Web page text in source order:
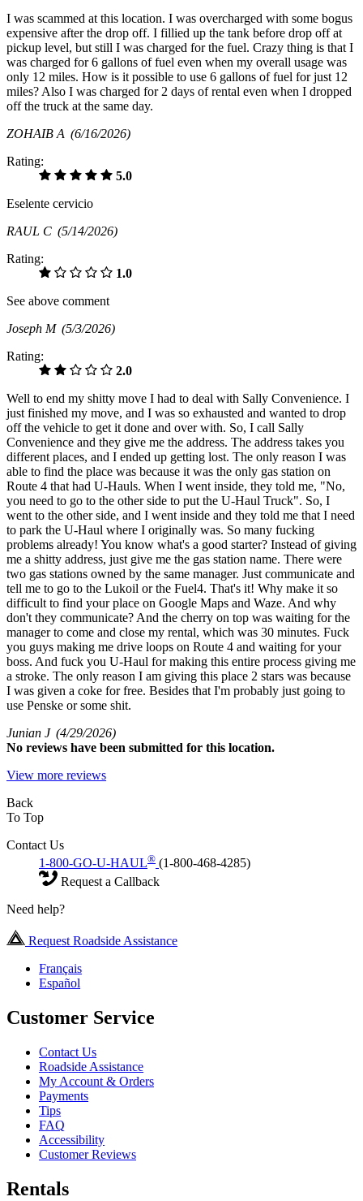
I was scammed at this location. I was overcharged with some bogus
expensive after the drop off. I fillied up the tank before drop off at
pickup level, but still I was charged for the fuel. Crazy thing is that I
was charged for 6 gallons of fuel even when my overall usage was
only 12 miles. How is it possible to use 6 gallons of fuel for just 12
miles? Also I was charged for 2 days of rental even when I dropped
off the truck at the same day.
ZOHAIB A (6/16/2026)
Rating:
5.0
Eselente cervicio
RAUL C (5/14/2026)
Rating:
1.0
See above comment
Joseph M (5/3/2026)
Rating:
2.0
Well to end my shitty move I had to deal with Sally Convenience. I
just finished my move, and I was so exhausted and wanted to drop
off the vehicle to get it done and over with. So, I call Sally
Convenience and they give me the address. The address takes you
different places, and I ended up getting lost. The only reason I was
able to find the place was because it was the only gas station on
Route 4 that had U-Hauls. When I went inside, they told me, "No,
you need to go to the other side to put the U-Haul Truck". So, I
went to the other side, and I went inside and they told me that I need
to park the U-Haul where I originally was. So many fucking
problems already! You know what's a good starter? Instead of giving
me a shitty address, just give me the gas station name. There were
two gas stations owned by the same manager. Just communicate and
tell me to go to the Lukoil or the Fuel4. That's it! Why make it so
difficult to find your place on Google Maps and Waze. And why
don't they communicate? And the cherry on top was waiting for the
manager to come and close my rental, which was 30 minutes. Fuck
you guys making me drive loops on Route 4 and waiting for your
boss. And fuck you U-Haul for making this entire process giving me
a stroke. The only reason I am giving this place 2 stars was because
I was given a coke for free. Besides that I'm probably just going to
use Penske or some shit.
Junian J (4/29/2026)
No reviews have been submitted for this location.
View more reviews
Back
To Top
Contact Us
1-800-GO-U-HAUL® (1-800-468-4285)
Request a Callback
Need help?
Request Roadside Assistance
Français
Español
Customer Service
Contact Us
Roadside Assistance
My Account & Orders
Payments
Tips
FAQ
Accessibility
Customer Reviews
Rentals